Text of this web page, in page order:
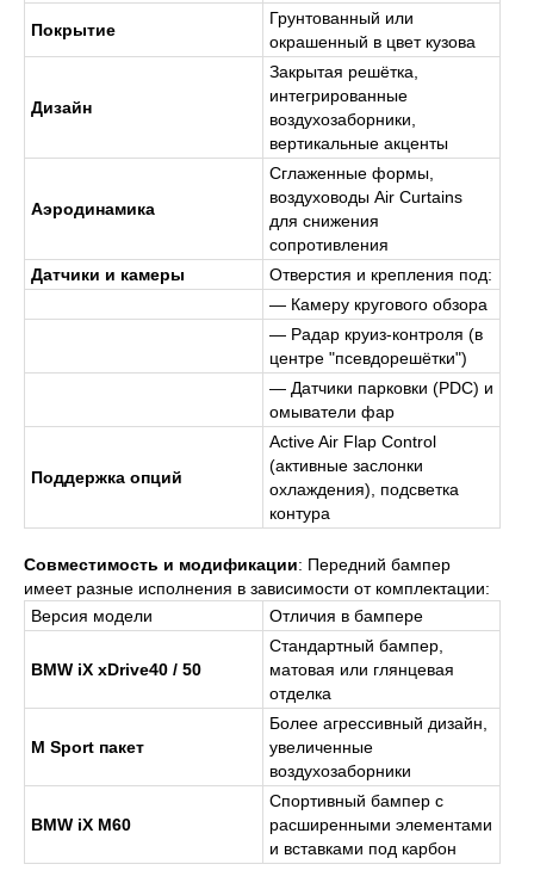
Покрытие
Грунтованный или
окрашенный в цвет кузова
Дизайн
Закрытая решётка,
интегрированные
воздухозаборники,
вертикальные акценты
Аэродинамика
Сглаженные формы,
воздуховоды Air Curtains
для снижения
сопротивления
Датчики и камеры
Отверстия и крепления под:
— Камеру кругового обзора
— Радар круиз-контроля (в
центре "псевдорешётки")
— Датчики парковки (PDC) и
омыватели фар
Поддержка опций
Active Air Flap Control
(активные заслонки
охлаждения), подсветка
контура
Совместимость и модификации: Передний бампер
имеет разные исполнения в зависимости от комплектации:
Версия модели
Отличия в бампере
BMW iX xDrive40 / 50
Стандартный бампер,
матовая или глянцевая
отделка
M Sport пакет
Более агрессивный дизайн,
увеличенные
воздухозаборники
BMW iX M60
Спортивный бампер с
расширенными элементами
и вставками под карбон